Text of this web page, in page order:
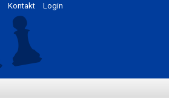
Login
Kontakt